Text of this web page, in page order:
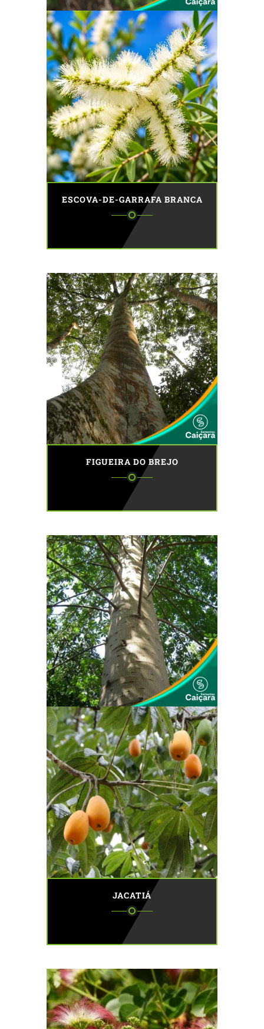
ESCOVA-DE-GARRAFA BRANCA
FIGUEIRA DO BREJO
JACATIÁ